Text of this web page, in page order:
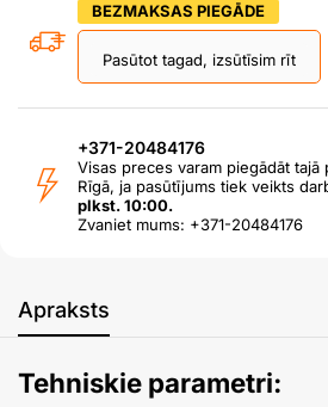
BEZMAKSAS PIEGĀDE
Pasūtot tagad, izsūtīsim rīt
+371-20484176
Visas preces varam piegādāt tajā
Rīgā, ja pasūtījums tiek veikts
plkst. 10:00.
Zvaniet mums: +371-20484176
Apraksts
Tehniskie parametri: